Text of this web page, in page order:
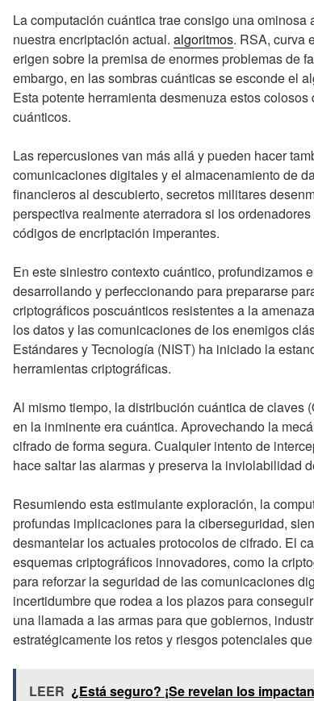
La computación cuántica trae consigo una
nuestra encriptación actual. algoritmos. RSA, curva
erigen sobre la premisa de enormes problemas de
embargo, en las sombras cuánticas se esconde el
Esta potente herramienta desmenuza estos
cuánticos.
Las repercusiones van más allá y pueden hacer
comunicaciones digitales y el almacenamiento de
financieros al descubierto, secretos militares
perspectiva realmente aterradora si los
códigos de encriptación imperantes.
En este siniestro contexto cuántico, profundizamos
desarrollando y perfeccionando para prepararse
criptográficos poscuánticos resistentes a la
los datos y las comunicaciones de los enemigos
Estándares y Tecnología (NIST) ha iniciado la
herramientas criptográficas.
Al mismo tiempo, la distribución cuántica de claves
en la inminente era cuántica. Aprovechando la
cifrado de forma segura. Cualquier intento de
hace saltar las alarmas y preserva la inviolabilidad
Resumiendo esta estimulante exploración, la
profundas implicaciones para la ciberseguridad,
desmantelar los actuales protocolos de cifrado. El
esquemas criptográficos innovadores, como la
para reforzar la seguridad de las comunicaciones
incertidumbre que rodea a los plazos para
una llamada a las armas para que gobiernos,
estratégicamente los retos y riesgos potenciales
LEER ¿Está seguro? ¡Se revelan los